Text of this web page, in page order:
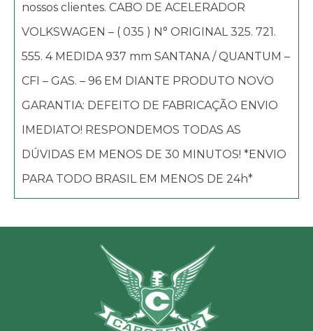
nossos clientes. CABO DE ACELERADOR
VOLKSWAGEN – ( 035 ) N° ORIGINAL 325. 721.
555. 4 MEDIDA 937 mm SANTANA / QUANTUM –
CFI – GAS. – 96 EM DIANTE PRODUTO NOVO
GARANTIA: DEFEITO DE FABRICAÇÃO ENVIO
IMEDIATO! RESPONDEMOS TODAS AS
DÚVIDAS EM MENOS DE 30 MINUTOS! *ENVIO
PARA TODO BRASIL EM MENOS DE 24h*